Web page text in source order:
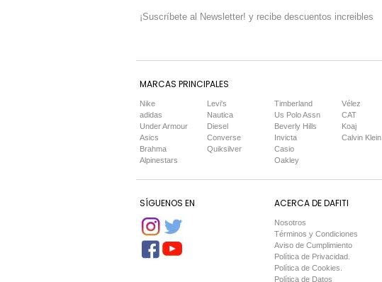
¡Suscríbete al Newsletter! y recibe descuentos increibles
MARCAS PRINCIPALES
Nike
adidas
Under Armour
Asics
Brahma
Alpinestars
Levi's
Nautica
Diesel
Converse
Quiksilver
Timberland
Us Polo Assn
Beverly Hills
Invicta
Casio
Oakley
Vélez
CAT
Koaj
Calvin Klein
SÍGUENOS EN ACERCA DE DAFITI
Nosotros
Términos y Condiciones
Aviso de Cumplimiento
Política de Privacidad.
Política de Cookies.
Política de Datos